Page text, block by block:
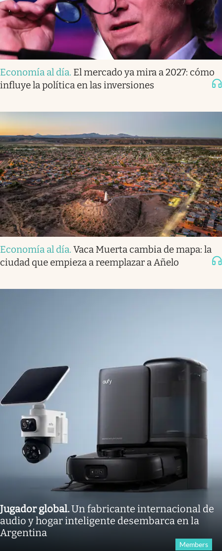
Economía al día. El mercado ya mira a 2027: cómo
influye la política en las inversiones
Economía al día. Vaca Muerta cambia de mapa: la
ciudad que empieza a reemplazar a Añelo
Jugador global.Un fabricante internacional de
audio y hogar inteligente desembarca en la
Argentina
Members